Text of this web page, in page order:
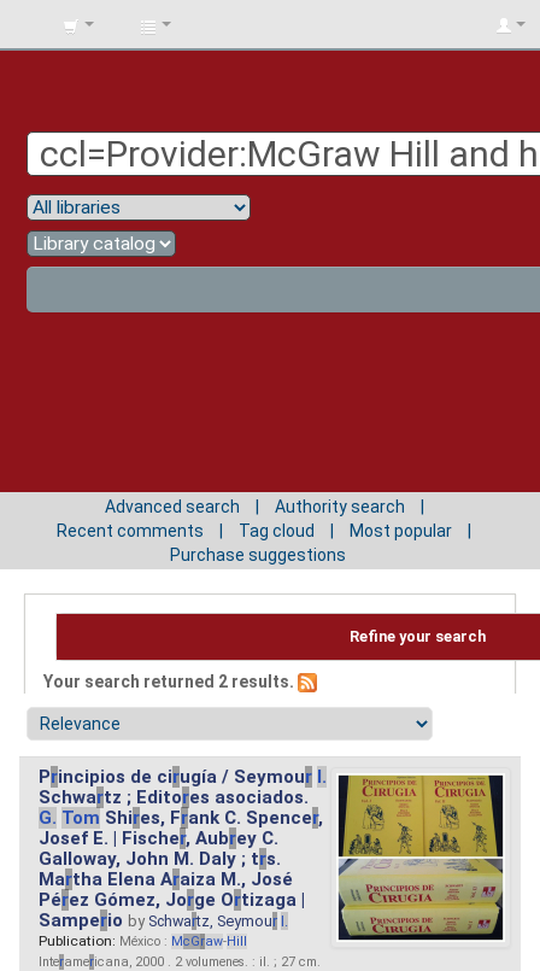
BIBLIOTECA
Advanced search
Authority search
Recent comments
Tag cloud
Most popular
Purchase suggestions
Refine your search
Your search returned 2 results.
Principios de cirugía / Seymour I.
Schwartz ; Editores asociados.
G. Tom Shires, Frank C. Spencer,
Josef E. | Fischer, Aubrey C.
Galloway, John M. Daly ; trs.
Martha Elena Araiza M., José
Pérez Gómez, Jorge Ortizaga |
Samperio by Schwartz, Seymour I.
Publication: México : McGraw-Hill
Interamericana, 2000 . 2 volumenes. : il. ; 27 cm.